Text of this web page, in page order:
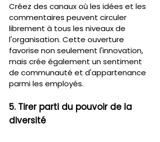
Créez des canaux où les idées et les
commentaires peuvent circuler
librement à tous les niveaux de
l'organisation. Cette ouverture
favorise non seulement l'innovation,
mais crée également un sentiment
de communauté et d'appartenance
parmi les employés.
5. Tirer parti du pouvoir de la
diversité